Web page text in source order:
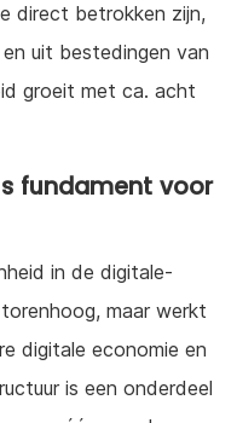
direct betrokken zijn,
uit bestedingen van
groeit met ca. acht
fundament voor
in de digitale-
maar werkt
digitale economie en
is een onderdeel